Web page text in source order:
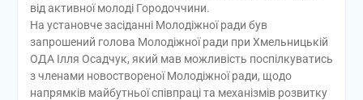
від активної молоді Городоччини.
На установче засіданні Молодіжної ради був
запрошений голова Молодіжної ради при Хмельницькій
ОДА Ілля Осадчук, який мав можливість поспілкуватись
з членами новоствореної Молодіжної ради, щодо
напрямків майбутньої співпраці та механізмів розвитку